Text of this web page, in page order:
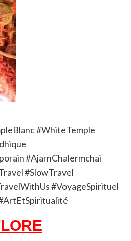
#WhiteTemple
#AjarnChalermchai
#SlowTravel
#VoyageSpirituel